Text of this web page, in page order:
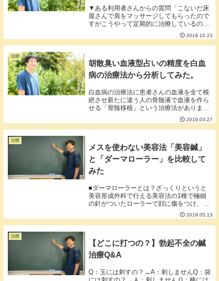
▼ある利用者さんからの質問「こないだ床
屋さんで肩をマッサージしてもらったので
すがこうやって定期的に治療しているのに
凝ってますね～硬いですね～って言われま
した。私の体、大丈夫ですか？」確かに、
肩は普通に生活してればある程度コリます
2018.10.23
治療
胡散臭い血液型占いの精度を白血
病の治療法から分析してみた。
白血病の治療法に患者さんの血液を全て根
絶させ新たに違う人の骨髄液で血液を作ら
せる「骨髄移植」という治療法がありま
す。血液をまるっと入れ替える形になるの
でもともとA型の人の血液を根絶させO型
の人の骨髄液を移植することもありそうな
2019.03.27
治療
メスを使わない美容法「美容鍼」
と「ダーマローラー」を比較して
みた
■ダーマローラーとは？ざっくりというと
美容形成外科で行える美容法の1種で極細
の針がついたローラーで顔に傷をつけ、肌
を新しいものに再生させる美容法。■美容
鍼と何が違うのか。ざーっと比較してみま
した。【ダーマローラー】・医師が行う・
2019.05.13
治療
【どこに打つの？】勃起不全の鍼
治療Q&A
Q：玉には刺すの？→A：刺しませんQ：袋